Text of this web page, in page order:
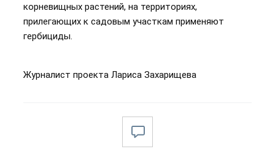
корневищных растений, на территориях,
прилегающих к садовым участкам применяют
гербициды.
Журналист проекта Лариса Захарищева